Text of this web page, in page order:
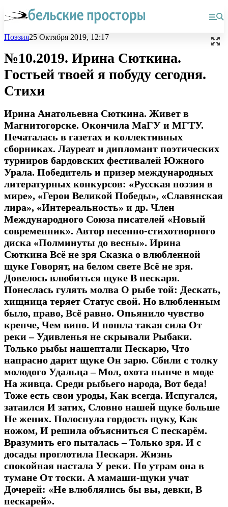
Поэзия25 Октября 2019, 12:17
№10.2019. Ирина Сюткина.
Гостьей твоей я побуду сегодня.
Стихи
Ирина Анатольевна Cюткина. Живет в
Магнитогорске. Окончила МаГУ и МГТУ.
Печаталась в газетах и коллективных
сборниках. Лауреат и дипломант поэтических
турниров бардовских фестивалей Южного
Урала. Победитель и призер международных
литературных конкурсов: «Русская поэзия в
мире», «Герои Великой Победы», «Славянская
лира», «Интереальность» и др. Член
Международного Союза писателей «Новый
современник». Автор песенно-стихотворного
диска «Полминуты до весны». Ирина
Сюткина Всё не зря Сказка о влюбленной
щуке Говорят, на белом свете Всё не зря.
Довелось влюбиться щуке В пескаря.
Понеслась гулять молва О рыбе той: Дескать,
хищница теряет Статус свой. Но влюбленным
было, право, Всё равно. Опьянило чувство
крепче, Чем вино. И пошла такая сила От
реки – Удивленья не скрывали Рыбаки.
Только рыбы нашептали Пескарю, Что
напрасно дарит щуке Он зарю. Сбили с толку
молодого Удальца – Мол, охота нынче в моде
На живца. Среди рыбьего народа, Вот беда!
Тоже есть свои уроды, Как всегда. Испугался,
затаился И затих, Словно нашей щуке больше
Не жених. Полоснула гордость щуку, Как
ножом, И решила объясниться С пескарём.
Вразумить его пыталась – Только зря. И с
досады проглотила Пескаря. Жизнь
спокойная настала У реки. По утрам она в
тумане От тоски. А мамаши-щуки учат
Дочерей: «Не влюблялись бы вы, девки, В
пескарей».